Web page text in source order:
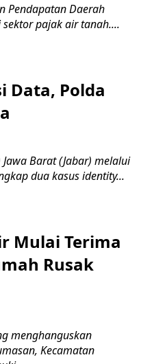
Pendapatan Daerah
pajak air tanah....
Data, Polda
Jawa Barat (Jabar) melalui
dua kasus identity...
Mulai Terima
Rusak
menghanguskan
Kecamatan